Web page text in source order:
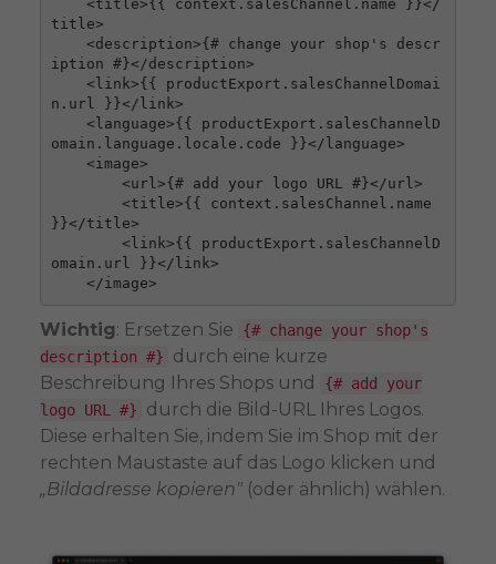
title>
iption #}</description>
n.url }}</link>
omain.language.locale.code }}</language>
}}</title>
omain.url }}</link>
Wichtig: Ersetzen Sie
{# change your shop's
description #}
durch eine kurze
Beschreibung Ihres Shops und
{# add your
logo URL #}
durch die Bild-URL Ihres Logos.
Diese erhalten Sie, indem Sie im Shop mit der
rechten Maustaste auf das Logo klicken und
„Bildadresse kopieren"(oder ähnlich) wählen.